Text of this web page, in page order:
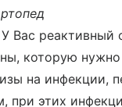
Вас реактивный
которую нужно
на инфекции,
при этих